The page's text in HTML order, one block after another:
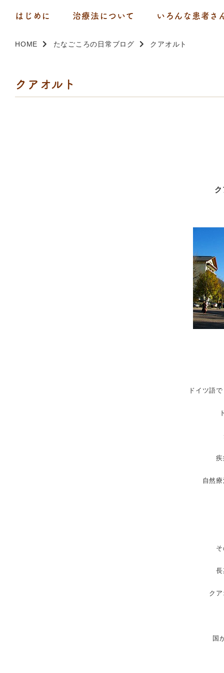
はじめに 治療法について いろんな患者さ
HOME たなごころの日常ブログ クアオルト
クアオルト
ドイツ語
自然
ク
国